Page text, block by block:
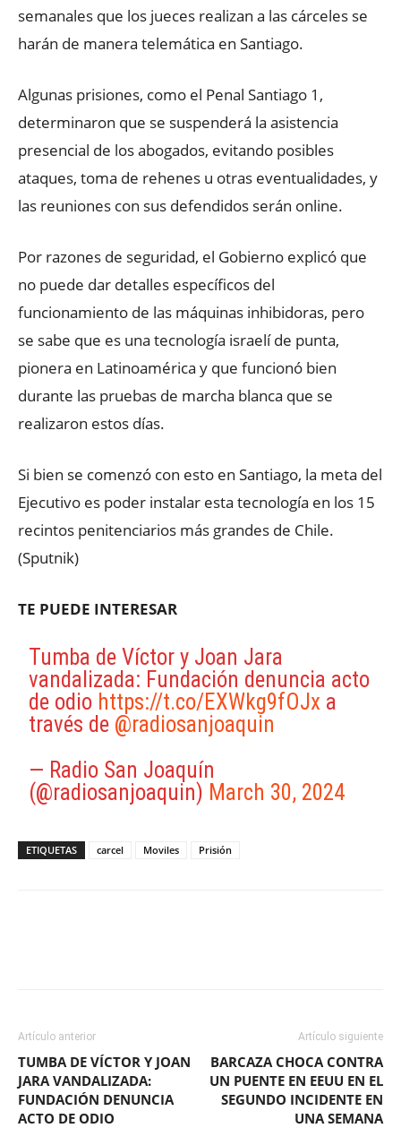
semanales que los jueces realizan a las cárceles se
harán de manera telemática en Santiago.
Algunas prisiones, como el Penal Santiago 1,
determinaron que se suspenderá la asistencia
presencial de los abogados, evitando posibles
ataques, toma de rehenes u otras eventualidades, y
las reuniones con sus defendidos serán online.
Por razones de seguridad, el Gobierno explicó que
no puede dar detalles específicos del
funcionamiento de las máquinas inhibidoras, pero
se sabe que es una tecnología israelí de punta,
pionera en Latinoamérica y que funcionó bien
durante las pruebas de marcha blanca que se
realizaron estos días.
Si bien se comenzó con esto en Santiago, la meta del
Ejecutivo es poder instalar esta tecnología en los 15
recintos penitenciarios más grandes de Chile.
(Sputnik)
TE PUEDE INTERESAR
Tumba de Víctor y Joan Jara
vandalizada: Fundación denuncia acto
de odio https://t.co/EXWkg9fOJx a
través de @radiosanjoaquin
— Radio San Joaquín
(@radiosanjoaquin) March 30, 2024
ETIQUETAS carcel Moviles Prisión
Artículo anterior
TUMBA DE VÍCTOR Y JOAN
JARA VANDALIZADA:
FUNDACIÓN DENUNCIA
ACTO DE ODIO
Artículo siguiente
BARCAZA CHOCA CONTRA
UN PUENTE EN EEUU EN EL
SEGUNDO INCIDENTE EN
UNA SEMANA